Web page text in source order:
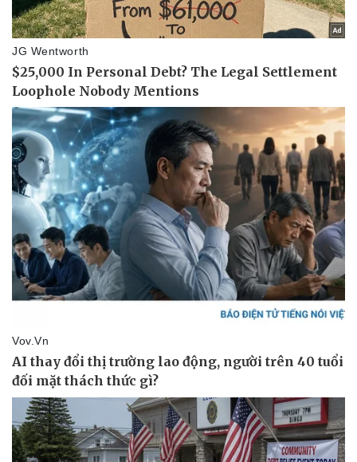
Vụ án
Tin nóng
Tư vấn luật
Vũ khí